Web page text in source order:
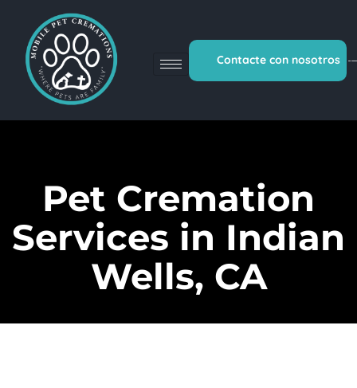
Contacte con nosotros
Pet Cremation
Services in Indian
Wells, CA